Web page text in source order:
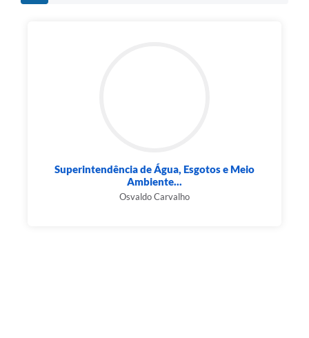
Superintendência de Água, Esgotos e Meio
Ambiente...
Osvaldo Carvalho